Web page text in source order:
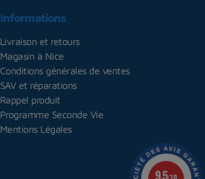
Informations
Livraison et retours
Magasin à Nice
Conditions générales de ventes
SAV et réparations
Rappel produit
Programme Seconde Vie
Mentions Légales
9.5/10